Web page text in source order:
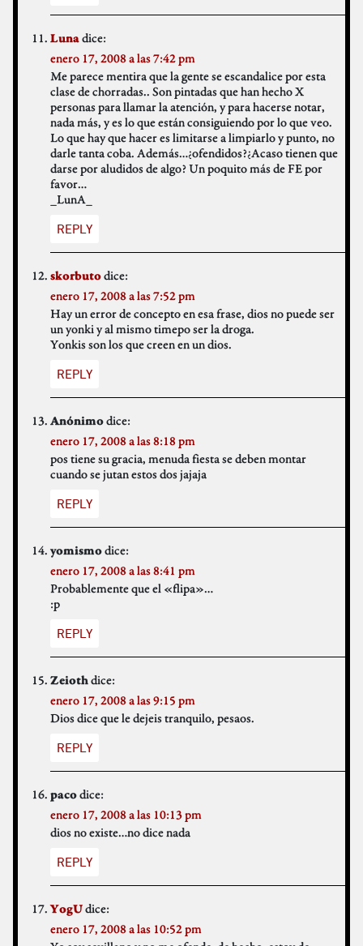
Lunadice:
enero 17, 2008 a las 7:42 pm
Me parece mentira que la gente se escandalice por esta
clase de chorradas.. Son pintadas que han hecho X
personas para llamar la atención, y para hacerse notar,
nada más, y es lo que están consiguiendo por lo que veo.
Lo que hay que hacer es limitarse a limpiarlo y punto, no
darle tanta coba. Además…¿ofendidos?¿Acaso tienen que
darse por aludidos de algo? Un poquito más de FE por
favor…
_LunA_
REPLY
skorbutodice:
enero 17, 2008 a las 7:52 pm
Hay un error de concepto en esa frase, dios no puede ser
un yonki y al mismo timepo ser la droga.
Yonkis son los que creen en un dios.
REPLY
Anónimodice:
enero 17, 2008 a las 8:18 pm
pos tiene su gracia, menuda fiesta se deben montar
cuando se jutan estos dos jajaja
REPLY
yomismodice:
enero 17, 2008 a las 8:41 pm
Probablemente que el «flipa»…
:p
REPLY
Zeiothdice:
enero 17, 2008 a las 9:15 pm
Dios dice que le dejeis tranquilo, pesaos.
REPLY
pacodice:
enero 17, 2008 a las 10:13 pm
dios no existe…no dice nada
REPLY
YogUdice:
enero 17, 2008 a las 10:52 pm